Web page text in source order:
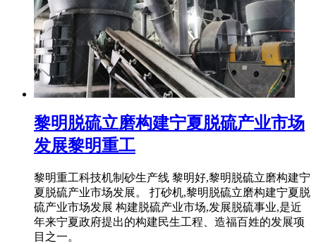
黎明脱硫立磨构建宁夏脱硫产业市场
发展黎明重工
黎明重工科技机制砂生产线 黎明好,黎明脱硫立磨构建宁
夏脱硫产业市场发展。 打砂机,黎明脱硫立磨构建宁夏脱
硫产业市场发展 构建脱硫产业市场,发展脱硫事业,是近
年来宁夏政府提出的构建民生工程、造福百姓的发展项
目之一。